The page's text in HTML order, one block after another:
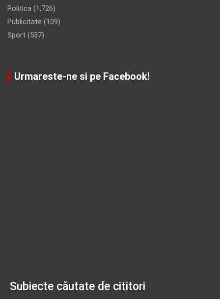
Politica (1,726)
Publicitate (109)
Sport (537)
Urmareste-ne si pe Facebook!
Subiecte căutate de cititori